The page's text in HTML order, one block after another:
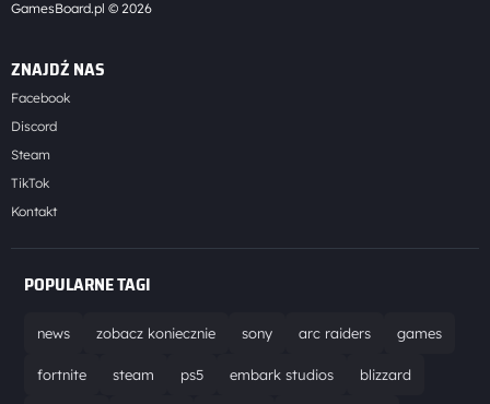
GamesBoard.pl © 2026
ZNAJDŹ NAS
Facebook
Discord
Steam
TikTok
Kontakt
POPULARNE TAGI
news zobacz koniecznie sony arc raiders games
fortnite steam ps5 embark studios blizzard